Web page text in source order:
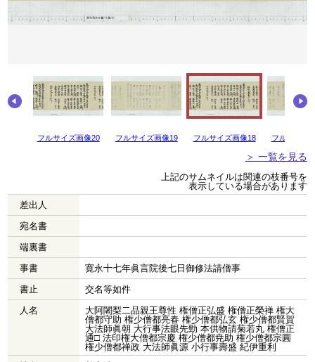
フルサイズ画像20 フルサイズ画像19 フルサイズ画像18 フルサイズ
＞ 一覧を見る
上記のサムネイルは関連の枝番号を
表示している場合があります
差出人
宛名書
端裏書
事書
寛永十七年眞言院後七日御修法請僧事
書止
交名等如件
人名
大阿闍梨二品親王尊性 権僧正弘盛 権僧正榮禅 権大
僧都守助 権少僧都亮春 権少僧都弘玄 権少僧都賢賀
大法師眞朝 大行事法眼先勁 本供物請菊若丸 権僧正
通□ 法印権大僧都宗慶 権少僧都尭助 権少僧都宗圓
権少僧都禅政 大法師眞源 小行事壽盛 紀伊重利